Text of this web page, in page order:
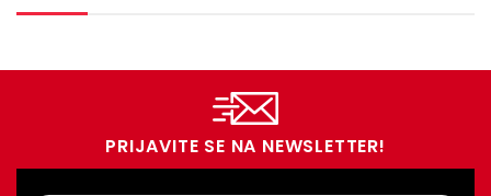
PRIJAVITE SE NA NEWSLETTER!